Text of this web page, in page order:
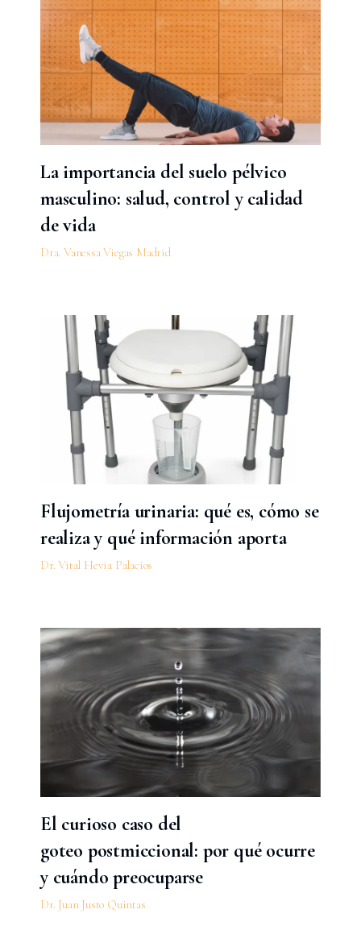
La importancia del suelo pélvico
masculino: salud, control y calidad
de vida
Dra. Vanessa Viegas Madrid
Flujometría urinaria: qué es, cómo se
realiza y qué información aporta
Dr. Vital Hevia Palacios
El curioso caso del
goteo postmiccional: por qué ocurre
y cuándo preocuparse
Dr. Juan Justo Quintas